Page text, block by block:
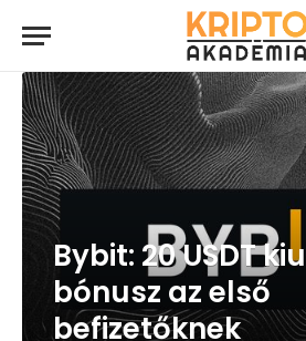
Bybit: 20 USDT
bónusz az első
befizetőknek